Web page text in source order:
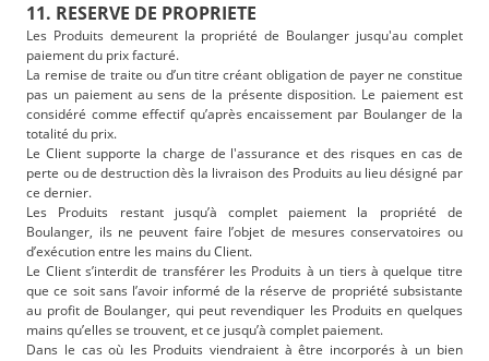
11. RESERVE DE PROPRIETE
Les Produits demeurent la propriété de Boulanger jusqu'au complet
paiement du prix facturé.
La remise de traite ou d’un titre créant obligation de payer ne constitue
pas un paiement au sens de la présente disposition. Le paiement est
considéré comme effectif qu’après encaissement par Boulanger de la
totalité du prix.
Le Client supporte la charge de l'assurance et des risques en cas de
perte ou de destruction dès la livraison des Produits au lieu désigné par
ce dernier.
Les Produits restant jusqu’à complet paiement la propriété de
Boulanger, ils ne peuvent faire l’objet de mesures conservatoires ou
d’exécution entre les mains du Client.
Le Client s’interdit de transférer les Produits à un tiers à quelque titre
que ce soit sans l’avoir informé de la réserve de propriété subsistante
au profit de Boulanger, qui peut revendiquer les Produits en quelques
mains qu’elles se trouvent, et ce jusqu’à complet paiement.
Dans le cas où les Produits viendraient à être incorporés à un bien